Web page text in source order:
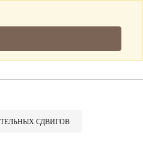
Контакти
СДВИГОВ